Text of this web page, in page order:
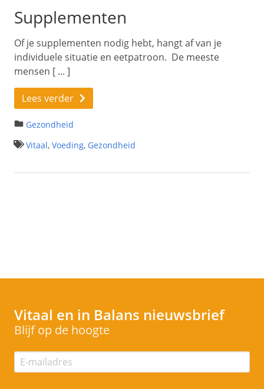
Supplementen
Of je supplementen nodig hebt, hangt af van je
individuele situatie en eetpatroon. De meeste
mensen [ ... ]
Lees verder
Gezondheid
Vitaal, Voeding, Gezondheid
Vitaal en in Balans nieuwsbrief
Blijf op de hoogte